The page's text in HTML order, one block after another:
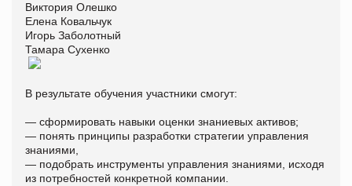
Виктория Олешко
Елена Ковальчук
Игорь Заболотный
Тамара Сухенко
В результате обучения участники смогут:
— сформировать навыки оценки знаниевых активов;
— понять принципы разработки стратегии управления
знаниями,
— подобрать инструменты управления знаниями, исходя
из потребностей конкретной компании.